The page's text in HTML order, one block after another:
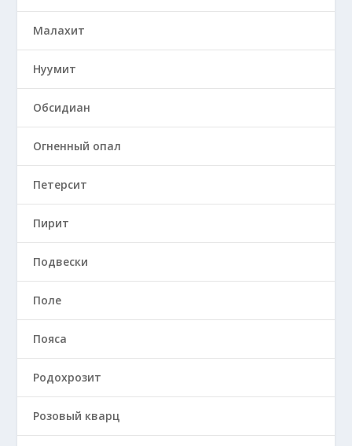
Малахит
Нуумит
Обсидиан
Огненный опал
Петерсит
Пирит
Подвески
Поле
Пояса
Родохрозит
Розовый кварц